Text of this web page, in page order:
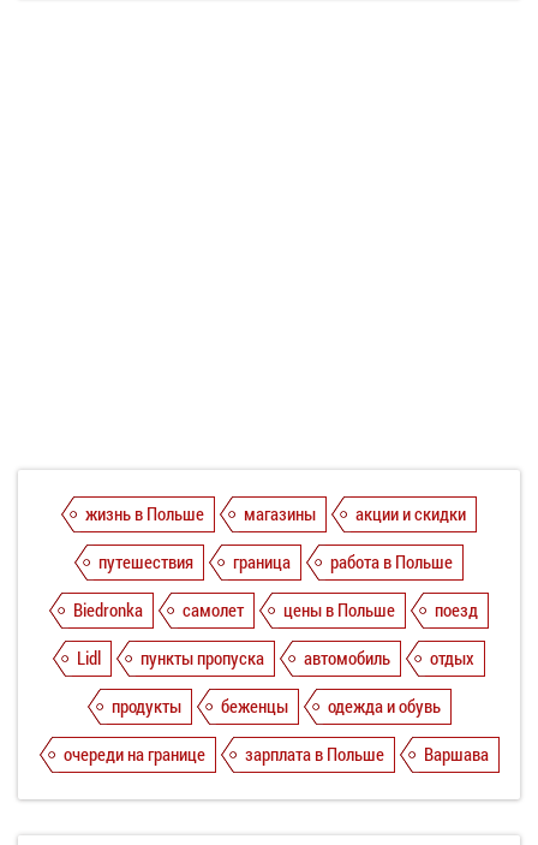
жизнь в Польше магазины
акции и скидки
путешествия
граница
работа в Польше
Biedronka
самолет цены в Польше
поезд
Lidl
пункты пропуска автомобиль
отдых
продукты
беженцы
одежда и обувь
очереди на границе
зарплата в Польше Варшава